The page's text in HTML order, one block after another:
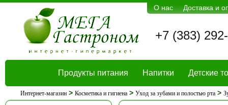
О нас Доставка и
+7 (383)
Продукты питания Напитки Детские
Интернет-магазин> Косметика и гигиена> Уход за зубами и полостью рта>